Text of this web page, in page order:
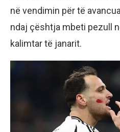
në vendimin për të
ndaj çështja mbeti pezull
kalimtar të janarit.